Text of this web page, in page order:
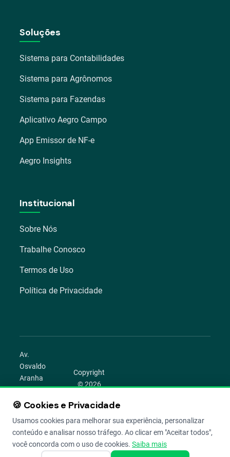
Soluções
Sistema para Contabilidades
Sistema para Agrônomos
Sistema para Fazendas
Aplicativo Aegro Campo
App Emissor de NF-e
Aegro Insights
Institucional
Sobre Nós
Trabalhe Conosco
Termos de Uso
Política de Privacidade
Av.
Osvaldo
Aranha
1022 –
Bom
Porto
Alegre –
RS
Copyright
© 2026
Todos os
direitos
reservados.
🍪 Cookies e Privacidade
Usamos cookies para melhorar sua experiência, personalizar
conteúdo e analisar nosso tráfego. Ao clicar em "Aceitar todos",
você concorda com o uso de cookies. Saiba mais